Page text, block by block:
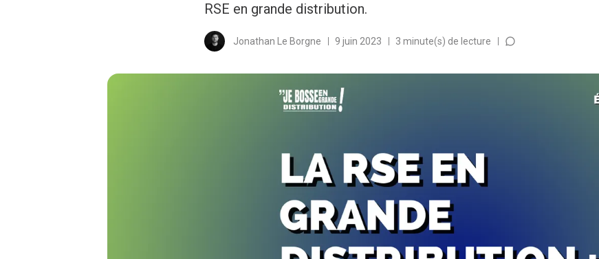
RSE en grande distribution.
Jonathan Le Borgne 9 juin 2023 3 minute(s) de lecture